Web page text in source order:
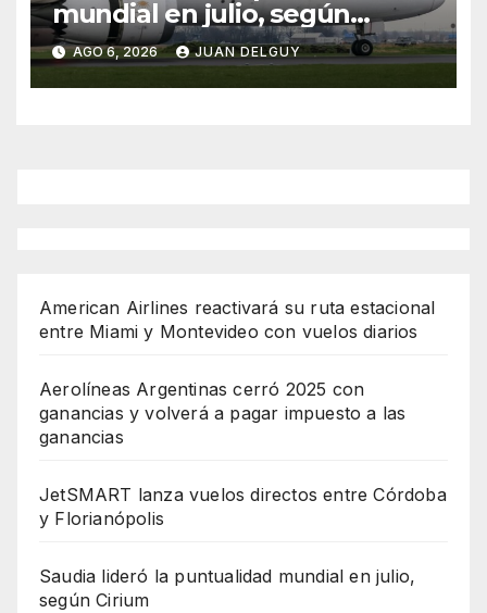
mundial en julio, según
Cirium
AGO 6, 2026 JUAN DELGUY
American Airlines reactivará su ruta estacional
entre Miami y Montevideo con vuelos diarios
Aerolíneas Argentinas cerró 2025 con
ganancias y volverá a pagar impuesto a las
ganancias
JetSMART lanza vuelos directos entre Córdoba
y Florianópolis
Saudia lideró la puntualidad mundial en julio,
según Cirium